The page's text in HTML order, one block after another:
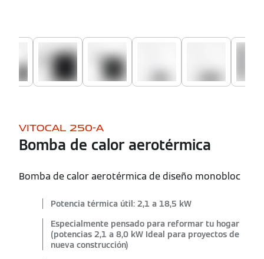
VITOCAL 250-A
Bomba de calor aerotérmica
Bomba de calor aerotérmica de diseño monobloc
Potencia térmica útil: 2,1 a 18,5 kW
Especialmente pensado para reformar tu hogar
(potencias 2,1 a 8,0 kW Ideal para proyectos de
nueva construcción)